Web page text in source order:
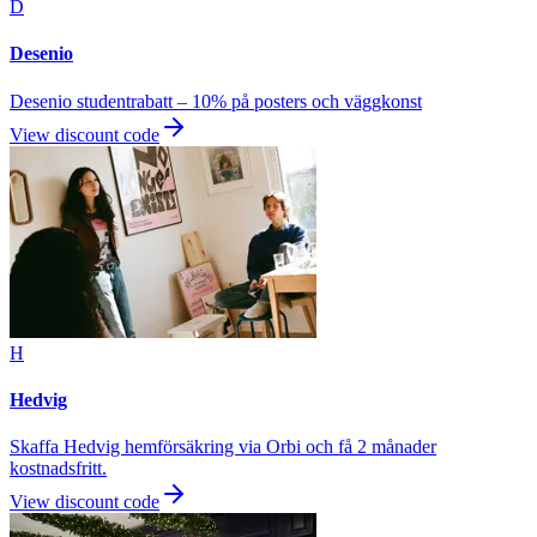
D
Desenio
Desenio studentrabatt – 10% på posters och väggkonst
View discount code
H
Hedvig
Skaffa Hedvig hemförsäkring via Orbi och få 2 månader
kostnadsfritt.
View discount code